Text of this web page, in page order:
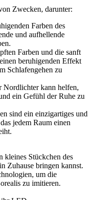
Zwecken, darunter:
Farben des
und aufhellende
Farben und die sanft
beruhigenden Effekt
Schlafengehen zu
Nordlichter kann helfen,
ein Gefühl der Ruhe zu
sind ein einzigartiges und
jedem Raum einen
kleines Stückchen des
Zuhause bringen kannst.
um die
zu imitieren.